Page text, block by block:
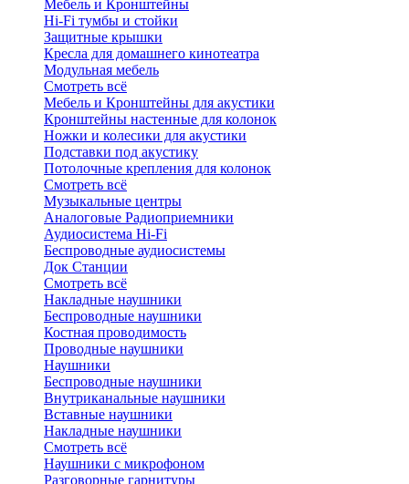
Мебель и Кронштейны
Hi-Fi тумбы и стойки
Защитные крышки
Кресла для домашнего кинотеатра
Модульная мебель
Смотреть всё
Мебель и Кронштейны для акустики
Кронштейны настенные для колонок
Ножки и колесики для акустики
Подставки под акустику
Потолочные крепления для колонок
Смотреть всё
Музыкальные центры
Аналоговые Радиоприемники
Аудиосистема Hi-Fi
Беспроводные аудиосистемы
Док Станции
Смотреть всё
Накладные наушники
Беспроводные наушники
Костная проводимость
Проводные наушники
Наушники
Беспроводные наушники
Внутриканальные наушники
Вставные наушники
Накладные наушники
Смотреть всё
Наушники с микрофоном
Разговорные гарнитуры